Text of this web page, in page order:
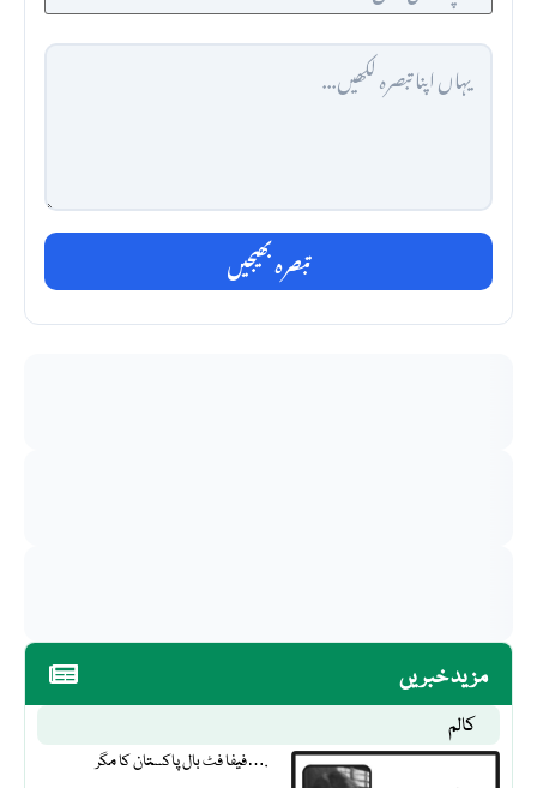
مزید خبریں
کالم
فیفا فٹ بال پاکستان کا مگر….
تبصرہ بھیجیں